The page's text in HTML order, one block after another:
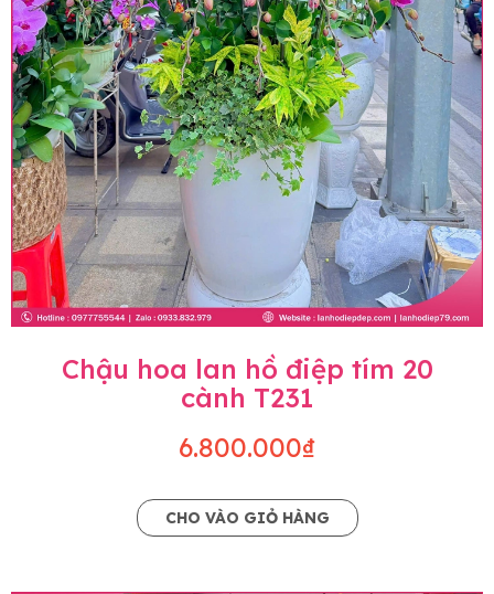
Chậu hoa lan hồ điệp tím 20
cành T231
6.800.000₫
CHO VÀO GIỎ HÀNG